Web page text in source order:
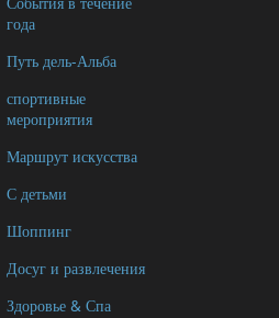
года
Путь дель-Альба
спортивные
мероприятия
Маршрут искусства
С детьми
Шоппинг
Досуг и развлечения
Здоровье & Спа